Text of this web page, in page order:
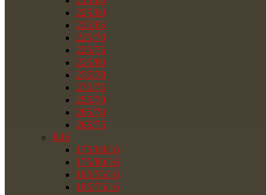
225/60
225/65
225/70
225/75
225/80
235/70
235/75
255/70
265/70
265/75
R16
175/60/16
175/80/16
185/55/16
185/75/16